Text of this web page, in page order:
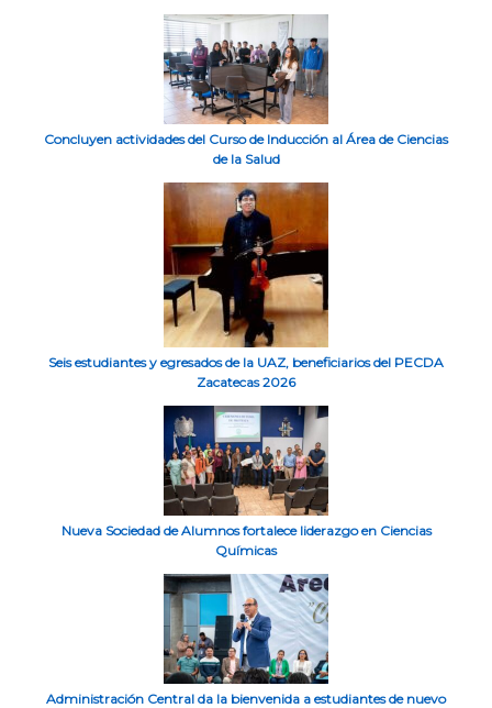
Concluyen actividades del Curso de Inducción al Área de Ciencias
de la Salud
Seis estudiantes y egresados de la UAZ, beneficiarios del PECDA
Zacatecas 2026
Nueva Sociedad de Alumnos fortalece liderazgo en Ciencias
Químicas
Administración Central da la bienvenida a estudiantes de nuevo